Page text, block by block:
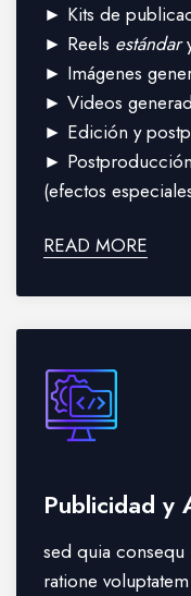
► Kits de
► Reels estándar
► Imágenes
► Videos
► Edición y
►
(efectos
READ MORE
Publicidad y
sed quia
ratione